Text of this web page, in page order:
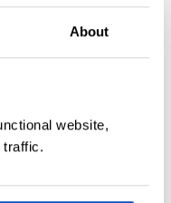
About
website,
traffic.
beste
å høre
til å le høyt